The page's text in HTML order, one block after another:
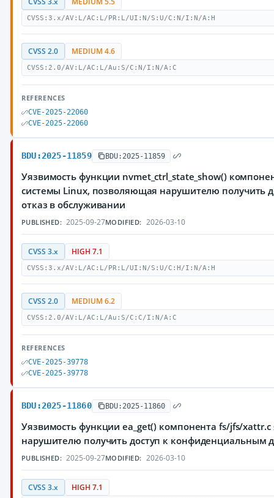
CVSS:3.x/AV:L/AC:L/PR:L/UI:N/S:U/C:N/I:N/A:H
CVSS 2.0 MEDIUM 4.6
CVSS:2.0/AV:L/AC:L/Au:S/C:N/I:N/A:C
REFERENCES
CVE-2025-22060
CVE-2025-22060
BDU:2025-11859 BDU:2025-11859
Уязвимость функции nvmet_ctrl_state_show()
системы Linux, позволяющая нарушителю получить
отказ в обслуживании
PUBLISHED: 2025-09-27MODIFIED: 2026-03-10
CVSS 3.x HIGH 7.1
CVSS:3.x/AV:L/AC:L/PR:L/UI:N/S:U/C:H/I:N/A:H
CVSS 2.0 MEDIUM 6.2
CVSS:2.0/AV:L/AC:L/Au:S/C:C/I:N/A:C
REFERENCES
CVE-2025-39778
CVE-2025-39778
BDU:2025-11860 BDU:2025-11860
Уязвимость функции ea_get() компонента fs/jfs/
нарушителю получить доступ к конфиденциальным
PUBLISHED: 2025-09-27MODIFIED: 2026-03-10
CVSS 3.x HIGH 7.1